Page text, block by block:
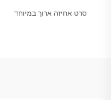
סרט אחיזה ארוך במיוחד